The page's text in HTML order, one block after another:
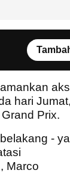
hari Jumat,
Prix.
-
Marco